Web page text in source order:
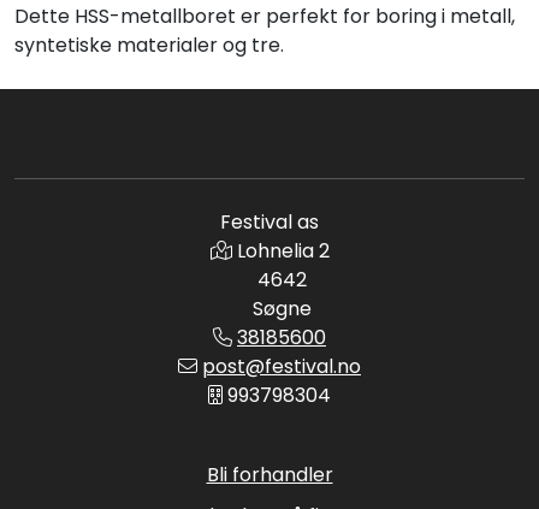
Dette HSS-metallboret er perfekt for boring i metall,
syntetiske materialer og tre.
Festival as
Lohnelia 2
4642
Søgne
38185600
post@festival.no
993798304
Bli forhandler